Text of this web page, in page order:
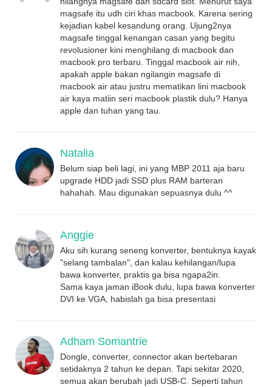
magsafe itu udh ciri khas macbook. Karena sering
kejadian kabel kesandung orang. Ujung2nya
magsafe tinggal kenangan casan yang begitu
revolusioner kini menghilang di macbook dan
macbook pro terbaru. Tinggal macbook air nih,
apakah apple bakan ngilangin magsafe di
macbook air atau justru mematikan lini macbook
air kaya matiin seri macbook plastik dulu? Hanya
apple dan tuhan yang tau.
Natalia
Belum siap beli lagi, ini yang MBP 2011 aja baru
upgrade HDD jadi SSD plus RAM barteran
hahahah. Mau digunakan sepuasnya dulu ^^
Anggie
Aku sih kurang seneng konverter, bentuknya kayak
"selang tambalan", dan kalau kehilangan/lupa
bawa konverter, praktis ga bisa ngapa2in.
Sama kaya jaman iBook dulu, lupa bawa konverter
DVI ke VGA, habislah ga bisa presentasi
Adham Somantrie
Dongle, converter, connector akan bertebaran
setidaknya 2 tahun ke depan. Tapi sekitar 2020,
semua akan berubah jadi USB-C. Seperti tahun